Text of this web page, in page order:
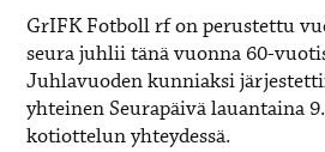
GrIFK Fotboll rf on perustettu
seura juhlii tänä vuonna 60-
Juhlavuoden kunniaksi
yhteinen Seurapäivä lauantaina
kotiottelun yhteydessä.